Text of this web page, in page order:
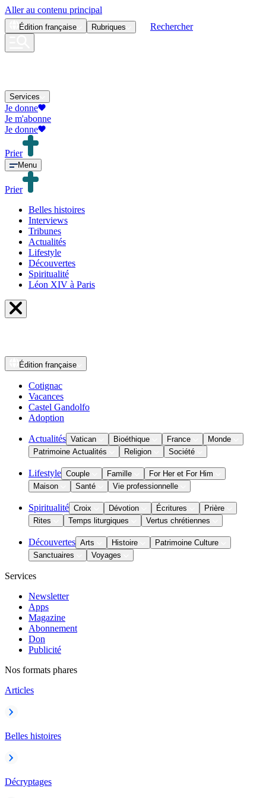
Aller au contenu principal
Édition française Rubriques Rechercher
Services
Je donne
Je m'abonne
Je donne
Prier
Menu
Prier
Belles histoires
Interviews
Tribunes
Actualités
Lifestyle
Découvertes
Spiritualité
Léon XIV à Paris
Édition française
Cotignac
Vacances
Castel Gandolfo
Adoption
Actualités Vatican Bioéthique France
Monde
Patrimoine Actualités
Religion Société
Lifestyle Couple Famille
For Her et For Him
Maison
Santé Vie professionnelle
Spiritualité Croix Dévotion Écritures
Prière
Rites
Temps liturgiques Vertus chrétiennes
Découvertes Arts Histoire
Patrimoine Culture
Sanctuaires
Voyages
Services
Newsletter
Apps
Magazine
Abonnement
Don
Publicité
Nos formats phares
Articles
Belles histoires
Décryptages